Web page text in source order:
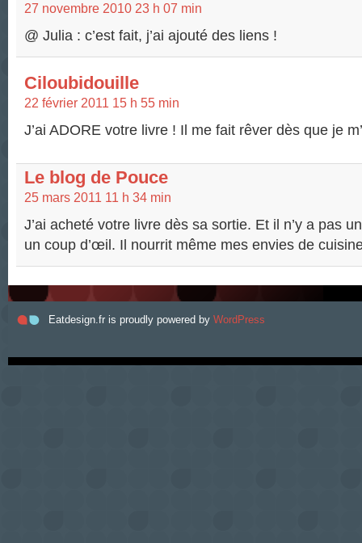
27 novembre 2010 23 h 07 min
@ Julia : c’est fait, j’ai ajouté des liens !
Ciloubidouille
22 février 2011 15 h 55 min
J’ai ADORE votre livre ! Il me fait rêver dès que je
Le blog de Pouce
25 mars 2011 11 h 34 min
J’ai acheté votre livre dès sa sortie. Et il n’y a pas
un coup d’œil. Il nourrit même mes envies de
Eatdesign.fr is proudly powered by WordPress